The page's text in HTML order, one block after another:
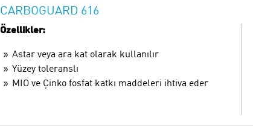
CARBOGUARD 616
Özellikler:
Astar veya ara kat olarak kullanılır
Yüzey toleranslı
MIO ve Çinko fosfat katkı maddeleri ihtiva eder